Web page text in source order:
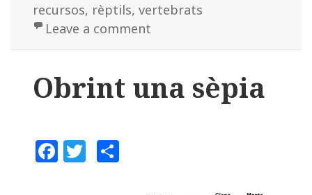
recursos, rèptils,vertebrats
Leave a comment
Obrint una sèpia
F T